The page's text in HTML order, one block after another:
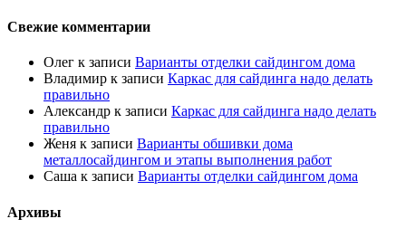
Свежие комментарии
Олег к записи Варианты отделки сайдингом дома
Владимир к записи Каркас для сайдинга надо делать
правильно
Александр к записи Каркас для сайдинга надо делать
правильно
Женя к записи Варианты обшивки дома
металлосайдингом и этапы выполнения работ
Саша к записи Варианты отделки сайдингом дома
Архивы